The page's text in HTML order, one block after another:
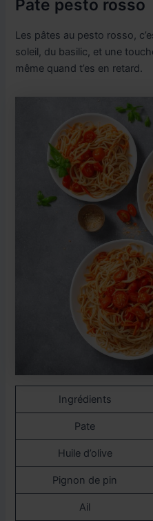
Pate pesto rosso
Les pâtes au pesto rosso,
soleil, du basilic, et une
même quand t’es en retard.
Ingrédients
Pate
Huile d’olive
Pignon de pin
Ail